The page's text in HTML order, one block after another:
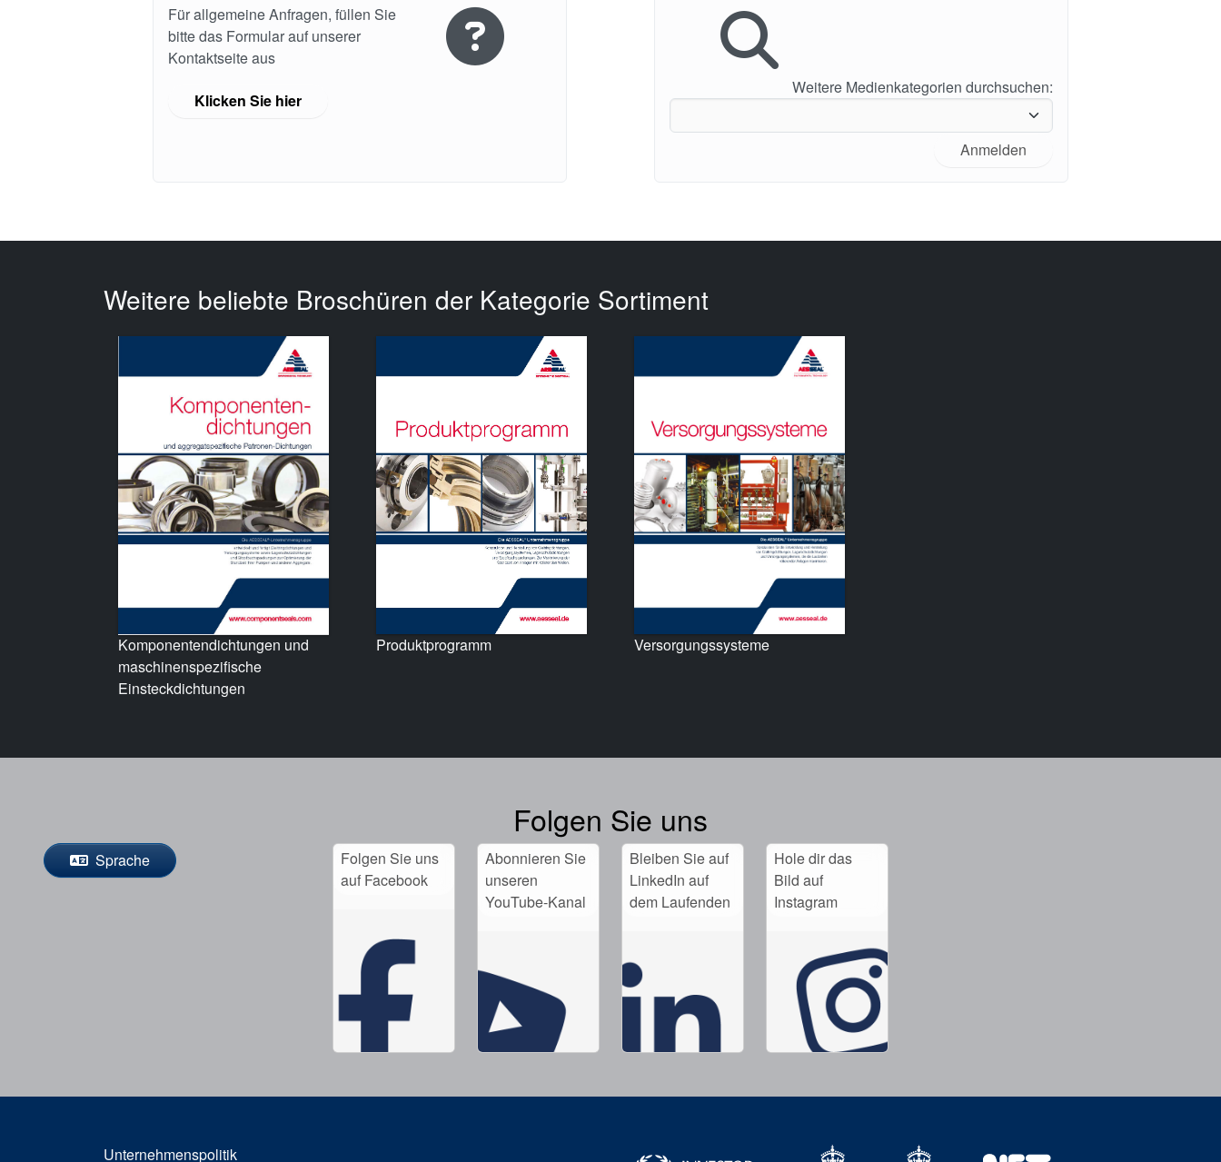
Für allgemeine Anfragen, füllen Sie
bitte das Formular auf unserer
Kontaktseite aus
Klicken Sie hier
Weitere Medienkategorien durchsuchen:
Anmelden
Weitere beliebte Broschüren der Kategorie Sortiment
Komponentendichtungen und
maschinenspezifische
Einsteckdichtungen
Produktprogramm Versorgungssysteme
Folgen Sie uns
Sprache
Folgen Sie uns
auf Facebook
Abonnieren Sie
unseren
YouTube-Kanal
Bleiben Sie auf
LinkedIn auf
dem Laufenden
Hole dir das
Bild auf
Instagram
Unternehmenspolitik